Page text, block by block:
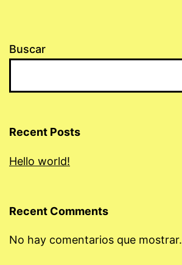
Buscar
Recent Posts
Hello world!
Recent Comments
No hay comentarios que mostrar.